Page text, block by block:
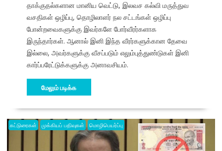
தாக்குதல்களான மானிய வெட்டு, இலவச கல்வி மருத்துவ
வசதிகள் ஒழிப்பு, தொழிலாளர் நல சட்டங்கள் ஒழிப்பு
போன்றவைகளுக்கு இவர்களே போர்வீரர்களாக
இருந்தார்கள். ஆனால் இனி இந்த வீரர்களுக்கான தேவை
இல்லை, அவர்களுக்கு வீசப்படும் எலும்புத்துண்டுகள் இனி
கார்ப்பரேட்டுக்களுக்கு அனாவசியம்.
மேலும் படிக்க
கட்டுரைகள் முக்கியப் பதிவுகள் மொழிபெயர்ப்பு